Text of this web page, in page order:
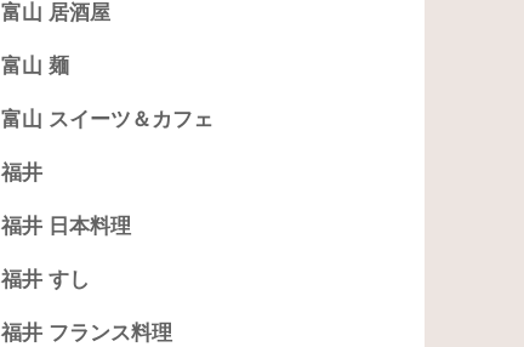
富山 居酒屋
富山 麺
富山 スイーツ＆カフェ
福井
福井 日本料理
福井 すし
福井 フランス料理